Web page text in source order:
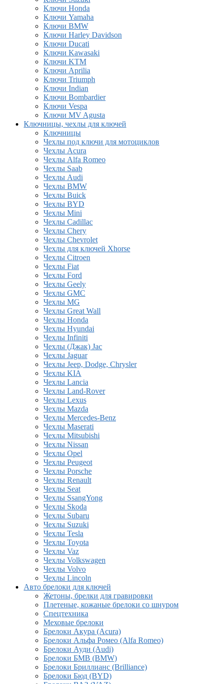
Ключи Honda
Ключи Yamaha
Ключи BMW
Ключи Harley Davidson
Ключи Ducati
Ключи Kawasaki
Ключи KTM
Ключи Aprilia
Ключи Triumph
Ключи Indian
Ключи Bombardier
Ключи Vespa
Ключи MV Agusta
Ключницы, чехлы для ключей
Ключницы
Чехлы под ключи для мотоциклов
Чехлы Acura
Чехлы Alfa Romeo
Чехлы Saab
Чехлы Audi
Чехлы BMW
Чехлы Buick
Чехлы BYD
Чехлы Mini
Чехлы Cadillac
Чехлы Chery
Чехлы Chevrolet
Чехлы для ключей Xhorse
Чехлы Citroen
Чехлы Fiat
Чехлы Ford
Чехлы Geely
Чехлы GMC
Чехлы MG
Чехлы Great Wall
Чехлы Honda
Чехлы Hyundai
Чехлы Infiniti
Чехлы (Джак) Jac
Чехлы Jaguar
Чехлы Jeep, Dodge, Chrysler
Чехлы KIA
Чехлы Lancia
Чехлы Land-Rover
Чехлы Lexus
Чехлы Mazda
Чехлы Mercedes-Benz
Чехлы Maserati
Чехлы Mitsubishi
Чехлы Nissan
Чехлы Opel
Чехлы Peugeot
Чехлы Porsche
Чехлы Renault
Чехлы Seat
Чехлы SsangYong
Чехлы Skoda
Чехлы Subaru
Чехлы Suzuki
Чехлы Tesla
Чехлы Toyota
Чехлы Vaz
Чехлы Volkswagen
Чехлы Volvo
Чехлы Lincoln
Авто брелоки для ключей
Жетоны, брелки для гравировки
Плетеные, кожаные брелоки со шнуром
Спецтехника
Меховые брелоки
Брелоки Акура (Acura)
Брелоки Альфа Ромео (Alfa Romeo)
Брелоки Ауди (Audi)
Брелоки БМВ (BMW)
Брелоки Бриллианс (Brilliance)
Брелоки Бюд (BYD)